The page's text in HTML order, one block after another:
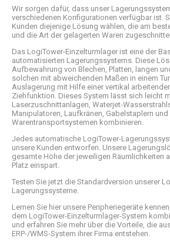
Wir sorgen dafür, dass unser
verschiedenen Konfigurationen verfügbar ist.
Kunden diejenige Lösung wählen, die am
und die Art der gelagerten Waren
Das LogiTower-Einzelturmlager ist eine der
automatisierten Lagerungssystems. Diese
Aufbewahrung von Blechen, Platten, langen
solchen mit abweichenden Maßen in einem
Auslagerung mit Hilfe einer vertikal
Ziehfunktion. Dieses System lässt sich leicht
Laserzuschnittanlagen, Waterjet-
Manipulatoren, Laufkränen, Gabelstaplern und
Warentransportsystemen kombinieren.
Jedes automatische LogiTower-
unsere Kunden entworfen. Unsere
gesamte Höhe der jeweiligen Räumlichkeiten
Platz einspart.
Testen Sie jetzt die Standardversion unserer
Lagerungssysteme.
Lernen Sie hier unsere Peripheriegeräte
dem LogiTower-Einzelturmlager-System
und erfahren Sie mehr über die Vorteile, die
ERP-/WMS-System ihrer Firma entstehen.